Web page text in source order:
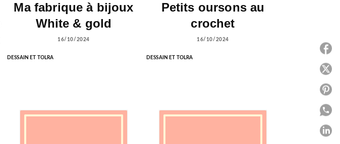
Ma fabrique à bijoux
White & gold
16/10/2024
DESSAIN ET TOLRA
Petits oursons au
crochet
16/10/2024
DESSAIN ET TOLRA